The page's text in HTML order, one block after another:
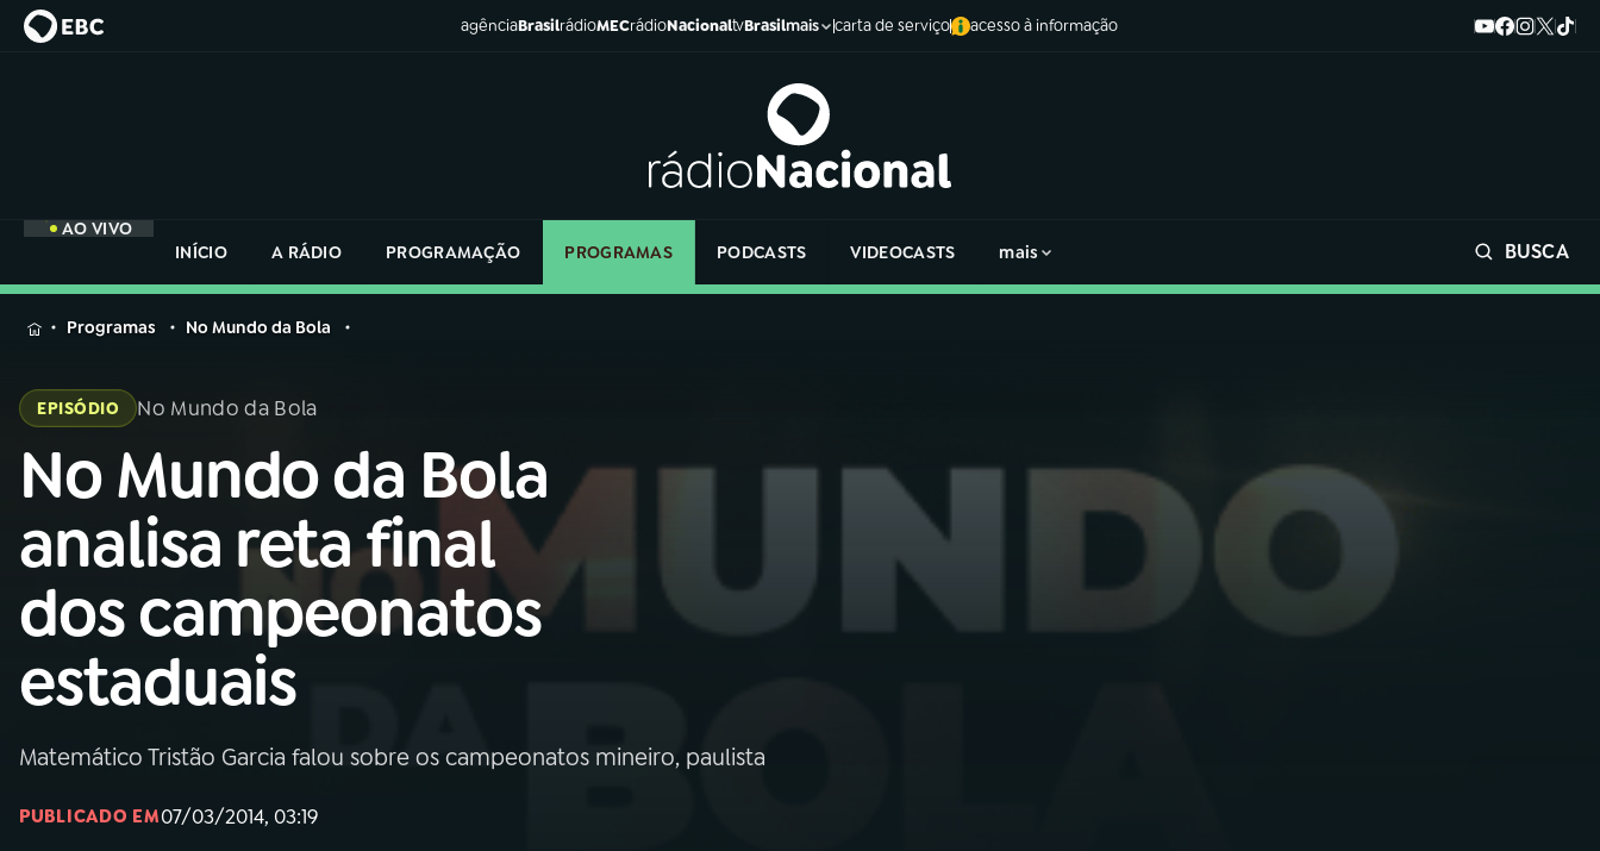
agênciaBrasilrádioMECrádioNacionaltvBrasilmais carta de serviço acesso à informação
AO VIVO
INÍCIO
A RÁDIO PROGRAMAÇÃO PROGRAMAS PODCASTS VIDEOCASTS mais BUSCA
MENU
Buscar
na
Rádio
Nacional
01INÍCIO
02 A RÁDIO
03PROGRAMAÇÃO
na
Rádio
Programas No Mundo da Bola
EPISÓDIO No Mundo da Bola
No Mundo da Bola
analisa reta final
dos campeonatos
estaduais
Matemático Tristão Garcia falou sobre os campeonatos mineiro, paulista
PUBLICADO EM07/03/2014, 03:19